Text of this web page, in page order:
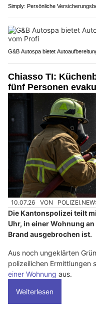
Simply: Persönliche
G&B Autospa bietet
Chiasso TI:
fünf Personen
10.07.26 VON
Die Kantonspolizei teilt
Uhr, in einer Wohnung
Brand ausgebrochen ist.
Aus noch ungeklärten
polizeilichen Ermittlungen
einer Wohnung aus.
Weiterlesen